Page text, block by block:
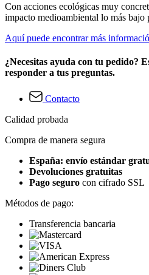
Con acciones ecológicas muy
impacto medioambiental lo más bajo
Aquí puede encontrar más
¿Necesitas ayuda con tu pedido?
responder a tus preguntas.
Contacto
Calidad probada
Compra de manera segura
España: envío estándar
Devoluciones gratuitas
Pago seguro con cifrado SSL
Métodos de pago:
Transferencia bancaria